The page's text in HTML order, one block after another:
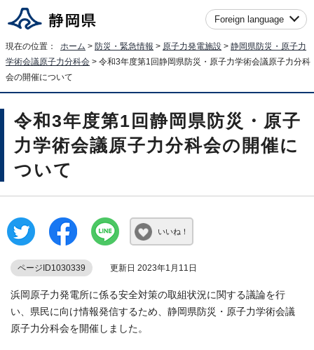
Foreign language
現在の位置： ホーム > 防災・緊急情報 > 原子力発電施設 > 静岡県防災・原子力
学術会議原子力分科会 > 令和3年度第1回静岡県防災・原子力学術会議原子力分科
会の開催について
令和3年度第1回静岡県防災・原子
力学術会議原子力分科会の開催に
ついて
いいね！
ページID1030339 更新日 2023年1月11日
浜岡原子力発電所に係る安全対策の取組状況に関する議論を行
い、県民に向け情報発信するため、静岡県防災・原子力学術会議
原子力分科会を開催しました。